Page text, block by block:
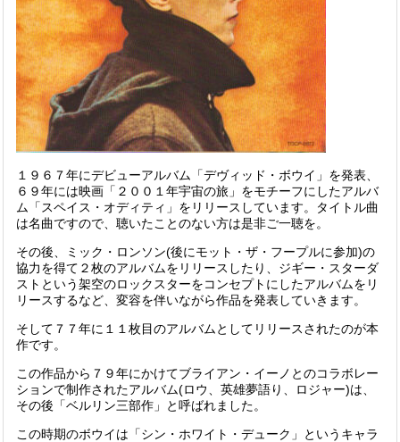
１９６７年にデビューアルバム「デヴィッド・ボウイ 」を発表、
６９年には映画「２００１ 年宇宙の旅 」をモチーフにしたアルバ
ム「 スペイス・オディティ 」をリリースしています。タイトル曲
は名曲ですので、聴いたことのない方は是非ご一聴を。
その後、ミック・ロンソン(後にモット・ザ・フープルに参加)の
協力を得て２枚のアルバムをリリースしたり、ジギー・スターダ
ストという架空のロックスターをコンセプトにしたアルバムをリ
リースするなど、変容を伴いながら作品を発表していきます。
そして７７年に１１枚目のアルバムとしてリリースされたのが本
作です。
この作品から７９年にかけてブライアン・イーノ とのコラボレー
ションで制作されたアルバム(ロウ 英雄夢語り ロジャー)は、
その後「ベルリン三部作 」と呼ばれました。
この時期のボウイは「シン・ホワイト・デューク」というキャラ